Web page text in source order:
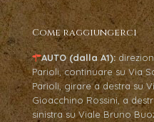
Come raggiungerci
AUTO (dalla A1):
Parioli, continuare su Via
Parioli, girare a destra su
Gioacchino Rossini, a
sinistra su Viale Bruno